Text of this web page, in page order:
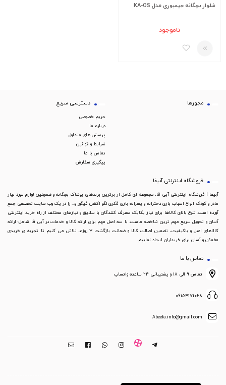
شلوار بچگانه جیمبوری مدل KA-OS
ناموجود
مجوزها دسترسی سریع
حریم خصوصی
درباره ما
پرسش های متداول
شرایط و قوانین
تماس با ما
پیگیری سفارش
فروشگاه اینترنتی آبیفا
آبیفا ! فروشگاه اینترنتی آبی فا، مجموعه ای کامل از برترین برندهای پوشاک بچگانه و همچنین لوازم مورد نیاز
مادر و کودک انواع اسباب بازی دخترانه و پسرانه بازی فکری لگو اکشن فیگور و... را در یک وب سایت تخصصی جمع
آورده است. تنوع بالای کالاها برای نیاز یکایک مصرف کنندگان با سلایق و نیازهای مختلف از راه خرید اینترنتی
آسان و تحویل سریع مهم ترین شاخصه ماست. با سه اصل مهم برای ارائه کالا و خدمات در آبی فا شامل؛ ارائه
کالاهای اصل و باکیفیت، تضمین اصالت کالا و ضمانت بازگشت 3 روزه، تلاش می کنیم تا تجربه ی خریدی
مطمئن و آسان برای خریداران ایجاد نماییم.
تماس با ما
تماس ۹ الی ۱۸ و پشتیبانی ۲۴ ساعته واتساپ
09154171068
Abeefa.info@gmail.com